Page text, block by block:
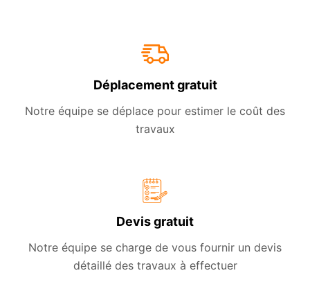
Déplacement gratuit
Notre équipe se déplace pour estimer le coût des
travaux
Devis gratuit
Notre équipe se charge de vous fournir un devis
détaillé des travaux à effectuer